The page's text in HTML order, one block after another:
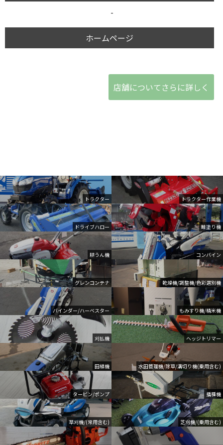
トラクター トラクター作業機
ドライブハロー 畦塗り機
耕うん機 コンバイン
グレンコンテナ 乾燥機/調整機/色彩選別機
バインダー/ハーベスター もみすり機/精米機
刈払機 ヘッジトリマー
田植機 水田管理機/除草/溝切り機(乗用含む)
タービン/ポンプ 播種機
草刈機/(常用含む) 芝刈機/(乗用含む)
-
ホームページ
店舗についてさらに詳しく